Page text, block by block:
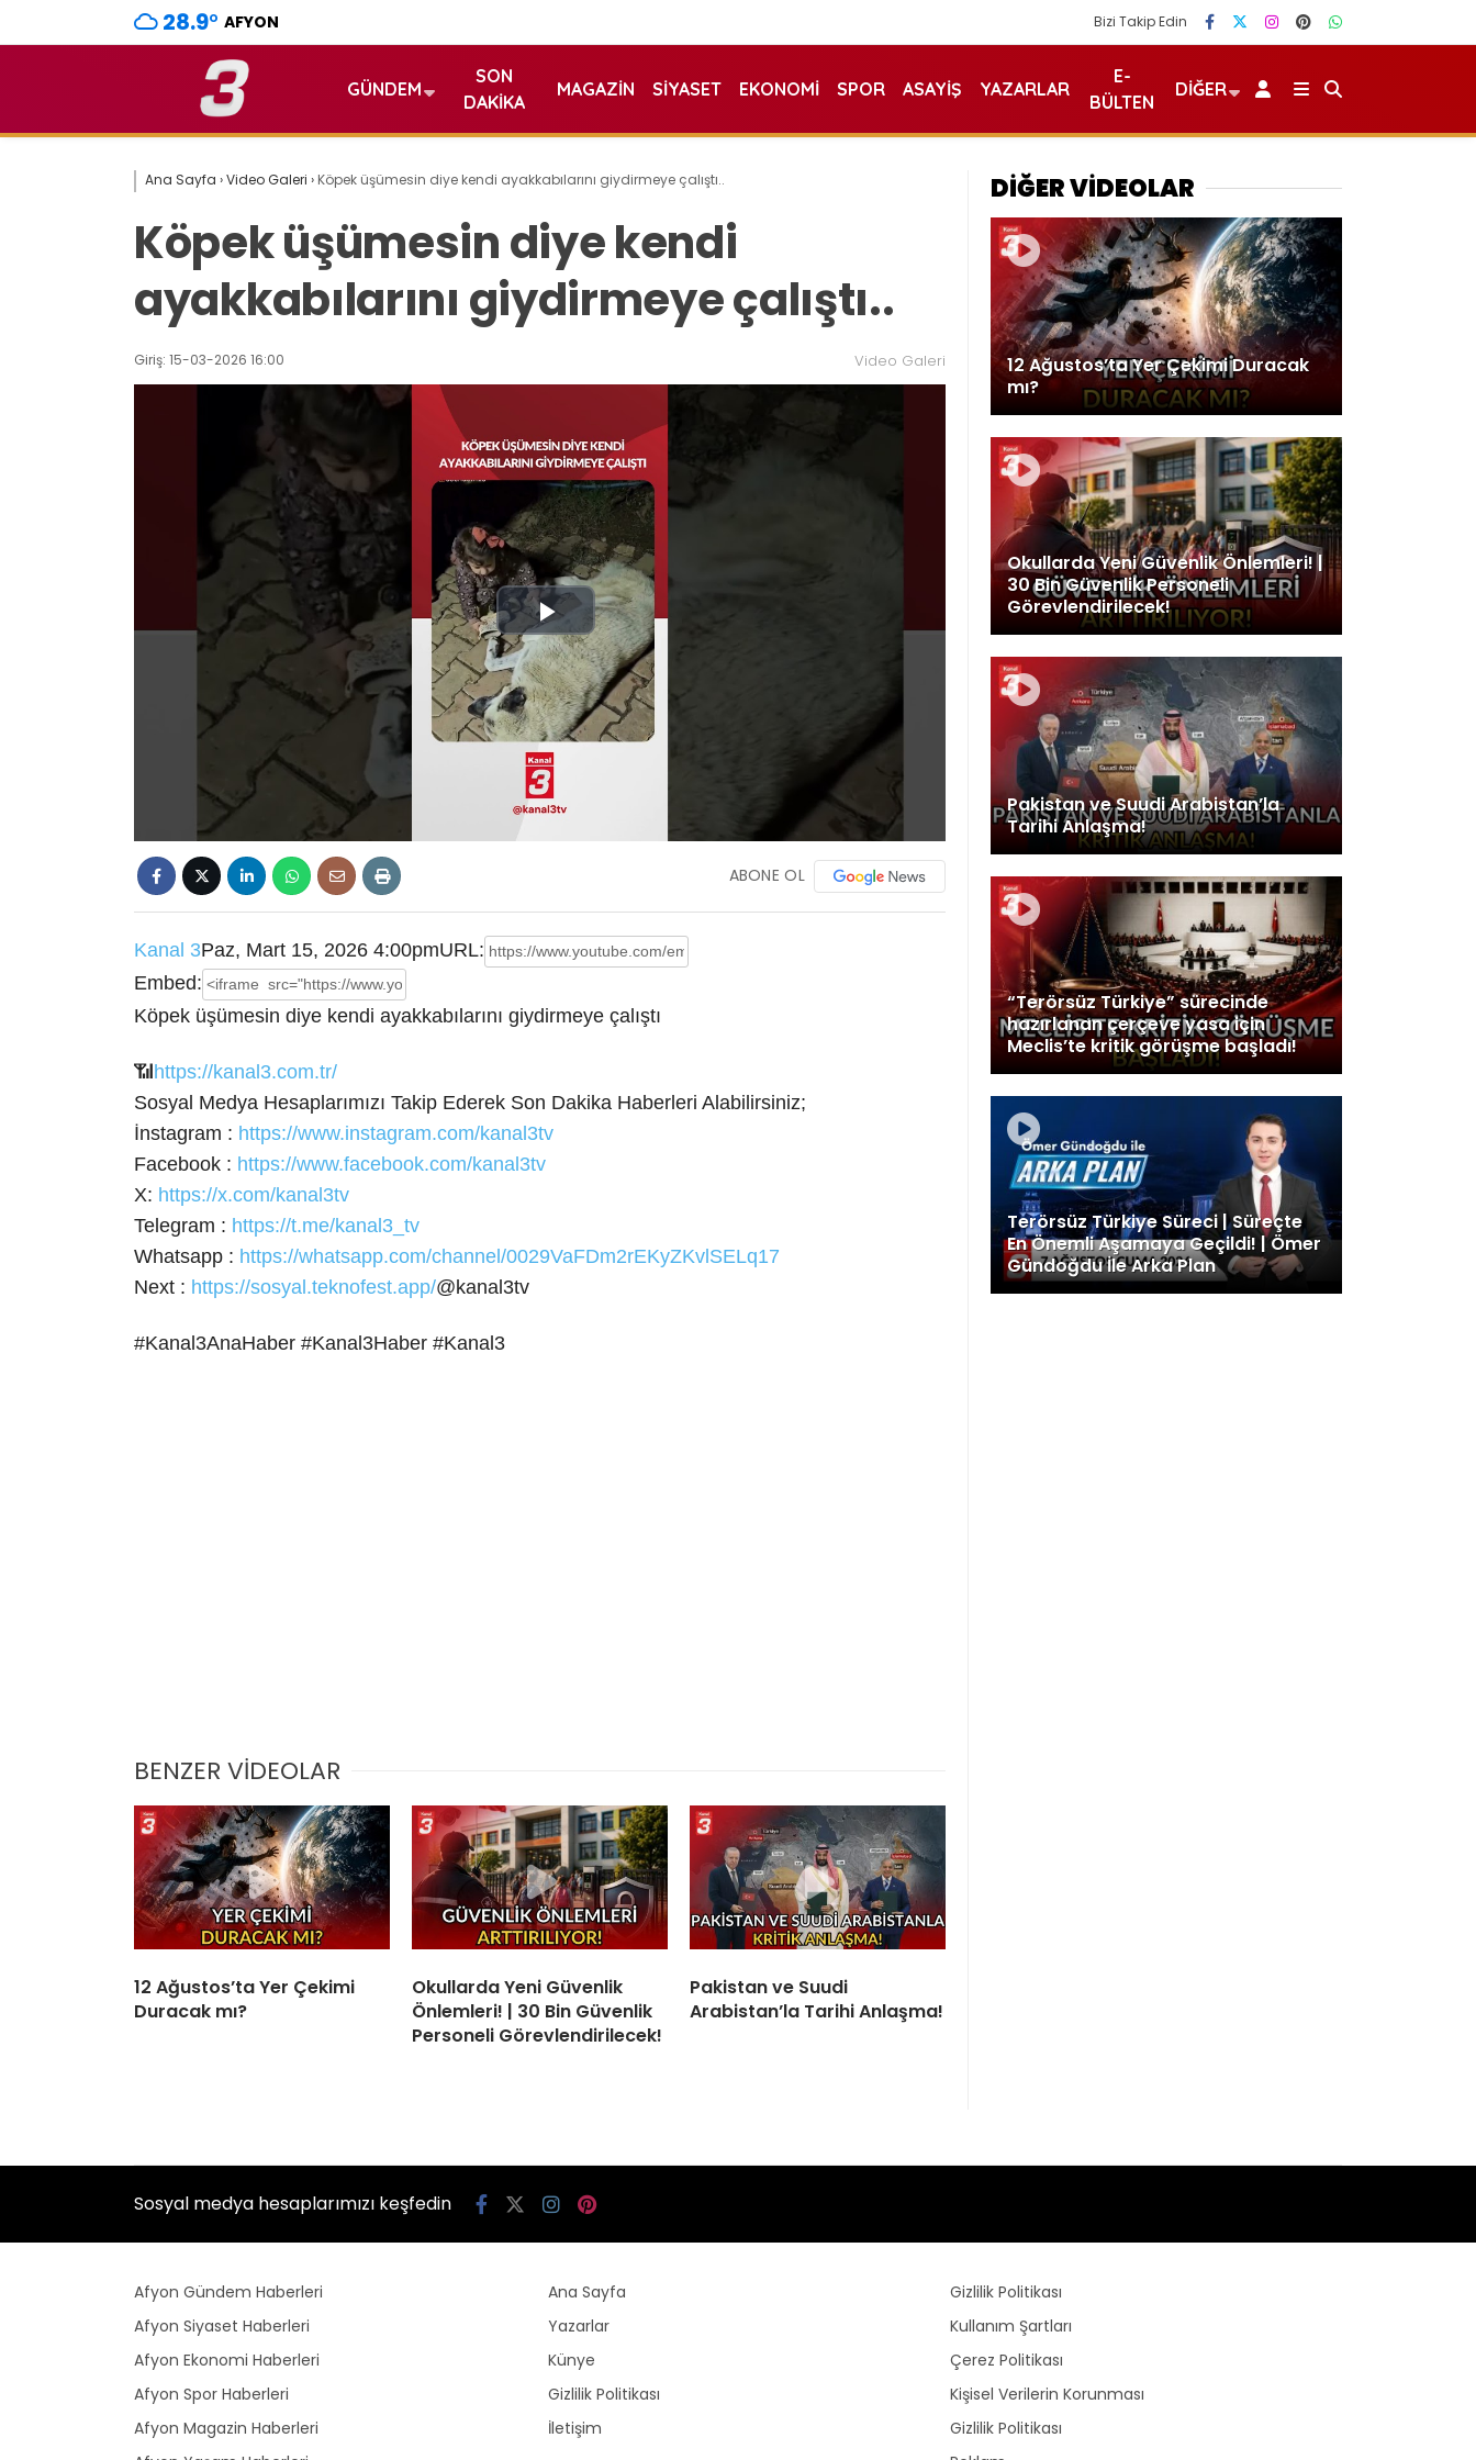
28.9° AFYON Bizi Takip Edin
GÜNDEM
SON
DAKIKA
MAGAZIN SIYASET EKONOMI SPOR ASAYIŞ YAZARLAR
E-
BÜLTEN
DIĞER
Ana Sayfa ›Video Galeri › Köpek üşümesin diye kendi ayakkabılarını giydirmeye çalıştı..
Köpek üşümesin diye kendi
ayakkabılarını giydirmeye çalıştı..
Giriş: 15-03-2026 16:00 Video Galeri
Play
Video
ABONE OL
Kanal 3Paz, Mart 15, 2026 4:00pmURL:
Embed:
Köpek üşümesin diye kendi ayakkabılarını giydirmeye çalıştı
📶 https://kanal3.com.tr/
Sosyal Medya Hesaplarımızı Takip Ederek Son Dakika Haberleri Alabilirsiniz;
İnstagram : https://www.instagram.com/kanal3tv
Facebook : https://www.facebook.com/kanal3tv
X: https://x.com/kanal3tv
Telegram : https://t.me/kanal3_tv
Whatsapp : https://whatsapp.com/channel/0029VaFDm2rEKyZKvlSELq17
Next : https://sosyal.teknofest.app/@kanal3tv
#Kanal3AnaHaber #Kanal3Haber #Kanal3
BENZER VİDEOLAR
12 Ağustos’ta Yer Çekimi
Duracak mı?
Okullarda Yeni Güvenlik
Önlemleri! | 30 Bin Güvenlik
Personeli Görevlendirilecek!
Pakistan ve Suudi
Arabistan’la Tarihi Anlaşma!
DİĞER VİDEOLAR
12 Ağustos’ta Yer Çekimi Duracak
mı?
Okullarda Yeni Güvenlik Önlemleri! |
30 Bin Güvenlik Personeli
Görevlendirilecek!
Pakistan ve Suudi Arabistan’la
Tarihi Anlaşma!
“Terörsüz Türkiye” sürecinde
hazırlanan çerçeve yasa için
Meclis’te kritik görüşme başladı!
Terörsüz Türkiye Süreci | Süreçte
En Önemli Aşamaya Geçildi! | Ömer
Gündoğdu İle Arka Plan
Sosyal medya hesaplarımızı keşfedin
Afyon Gündem Haberleri
Afyon Siyaset Haberleri
Afyon Ekonomi Haberleri
Afyon Spor Haberleri
Afyon Magazin Haberleri
Ana Sayfa
Yazarlar
Künye
Gizlilik Politikası
İletişim
Gizlilik Politikası
Kullanım Şartları
Çerez Politikası
Kişisel Verilerin Korunması
Gizlilik Politikası